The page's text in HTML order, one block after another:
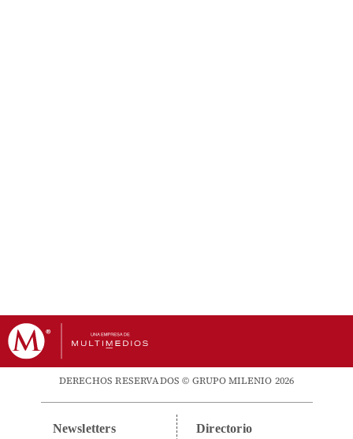
DERECHOS RESERVADOS © GRUPO MILENIO 2026
Newsletters Directorio